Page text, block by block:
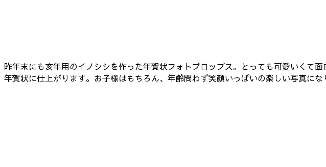
昨年末にも亥年用のイノシシを作った年賀状フォトプロップス。とっても可愛いくて
年賀状に仕上がります。お子様はもちろん、年齢問わず笑顔いっぱいの楽しい写真に